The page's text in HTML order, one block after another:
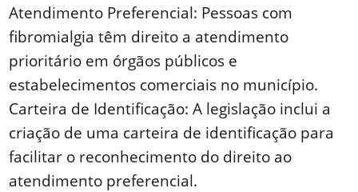
Atendimento Preferencial: Pessoas com
fibromialgia têm direito a atendimento
prioritário em órgãos públicos e
estabelecimentos comerciais no município.
Carteira de Identificação: A legislação inclui a
criação de uma carteira de identificação para
facilitar o reconhecimento do direito ao
atendimento preferencial.